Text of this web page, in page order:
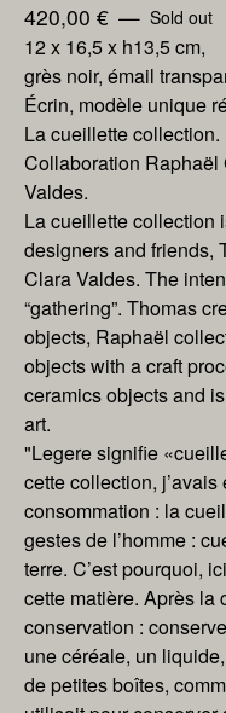
420,00 € — Sold out
12 x 16,5 x h13,5 cm,
grès noir, émail
Écrin, modèle unique
La cueillette collection.
Collaboration Raphaël
Valdes.
La cueillette collection
designers and friends,
Clara Valdes. The
“gathering”. Thomas
objects, Raphaël
objects with a craft
ceramics objects and
art.
"Legere signifie
cette collection,
consommation : la
gestes de l’homme :
terre. C’est pourquoi,
cette matière. Après la
conservation :
une céréale, un
de petites boîtes,